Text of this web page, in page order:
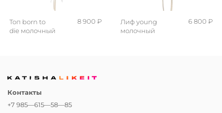
Топ born to
die молочный
8 900 ₽
Лиф young
молочный
6 800 ₽
Контакты
+7 985—615—58—85